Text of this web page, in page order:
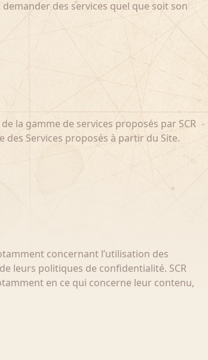
des services quel que soit son
la gamme de services proposés par SCR
des Services proposés à partir du Site.
concernant l’utilisation des
leurs politiques de confidentialité. SCR
en ce qui concerne leur contenu,